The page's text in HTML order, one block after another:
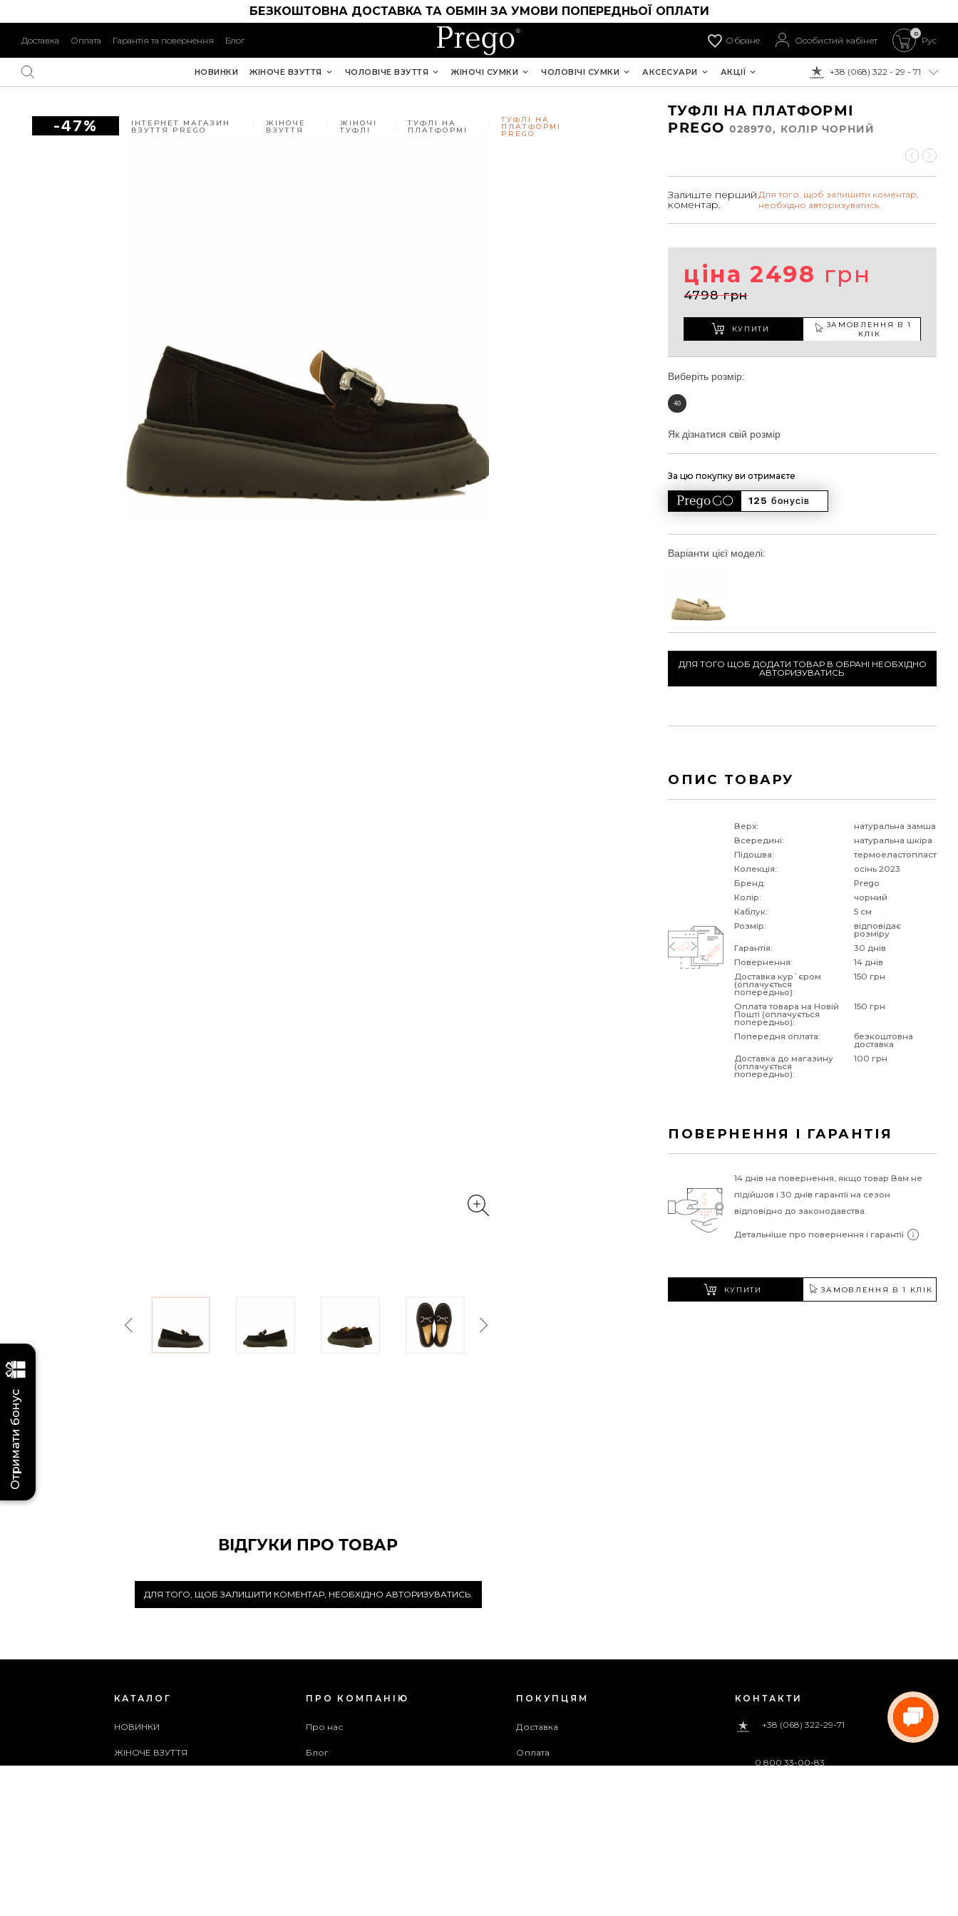
БЕЗКОШТОВНА ДОСТАВКА ТА ОБМІН ЗА УМОВИ ПОПЕРЕДНЬОЇ ОПЛАТИ
Доставка Оплата Гарантія та повернення Блог Обране Особистий кабінет
0
Рус
ДО ОПЛАТИ:
+38 (068) 322 - 29 - 71
НОВИНКИ ЖІНОЧЕ ВЗУТТЯ ЧОЛОВІЧЕ ВЗУТТЯ ЖІНОЧІ СУМКИ ЧОЛОВІЧІ СУМКИ АКСЕСУАРИ АКЦІЇ
-47% ІНТЕРНЕТ МАГАЗИН
ВЗУТТЯ PREGO
ЖІНОЧЕ
ВЗУТТЯ
ЖІНОЧІ
ТУФЛІ
ТУФЛІ НА
ПЛАТФОРМІ
ТУФЛІ НА
ПЛАТФОРМІ
PREGO
Previous Next
ВІДГУКИ ПРО ТОВАР
ДЛЯ ТОГО, ЩОБ ЗАЛИШИТИ КОМЕНТАР, НЕОБХІДНО АВТОРИЗУВАТИСЬ.
ТУФЛІ НА ПЛАТФОРМІ
PREGO 028970, КОЛIР ЧОРНИЙ
Залиште перший
коментар.
Для того, щоб залишити коментар,
необхідно авторизуватись.
ціна 2498 грн
4798 грн
КУПИТИ
ЗАМОВЛЕННЯ В 1
КЛІК
Виберіть розмір:
40
Як дізнатися свій розмір
За цю покупку ви отримаєте
125 бонусів
Варіанти цієї моделі:
ДЛЯ ТОГО ЩОБ ДОДАТИ ТОВАР В ОБРАНІ НЕОБХІДНО
АВТОРИЗУВАТИСЬ.
ОПИС ТОВАРУ
Верх:
натуральна замша
Всередині:
натуральна шкіра
Підошва:
термоеластопласт
Колекція:
осінь 2023
Бренд:
Prego
Колір:
чорний
Каблук:
5 см
Розмір:
відповідає
розміру
Гарантія:
30 днів
Повернення:
14 днів
Доставка кур`єром
(оплачується
попередньо):
150 грн
Оплата товара на Новій
Пошті (оплачується
попередньо):
150 грн
Попередня оплата: безкоштовна
доставка
Доставка до магазину
(оплачується
попередньо):
100 грн
ПОВЕРНЕННЯ І ГАРАНТІЯ
14 днів на повернення, якщо товар Вам не
підійшов і 30 днів гарантії на сезон
відповідно до законодавства.
Детальніше про повернення і гарантії
КУПИТИ ЗАМОВЛЕННЯ В 1 КЛІК
КАТАЛОГ
НОВИНКИ
ЖІНОЧЕ ВЗУТТЯ
ПРО КОМПАНІЮ
Про нас
Блог
ПОКУПЦЯМ
Доставка
Оплата
КОНТАКТИ
+38 (068) 322-29-71
0 800 33-00-83
Отримати бонус